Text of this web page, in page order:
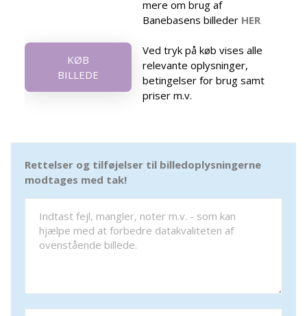
mere om brug af
Banebasens billeder HER
KØB
BILLEDE
Ved tryk på køb vises alle
relevante oplysninger,
betingelser for brug samt
priser m.v.
Rettelser og tilføjelser til billedoplysningerne
modtages med tak!